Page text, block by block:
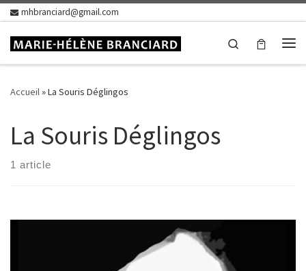
Skip to content
mhbranciard@gmail.com
Search
Accueil»La Souris Déglingos
La Souris Déglingos
1 article